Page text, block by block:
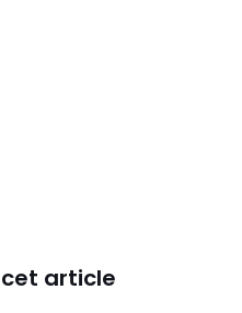
cet article